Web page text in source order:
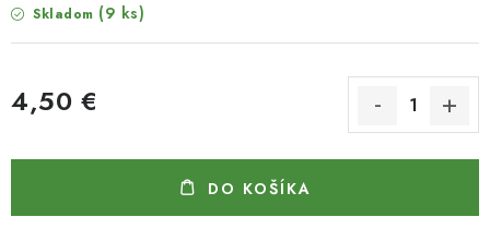
Skladom (9 ks)
4,50 €
DO KOŠÍKA